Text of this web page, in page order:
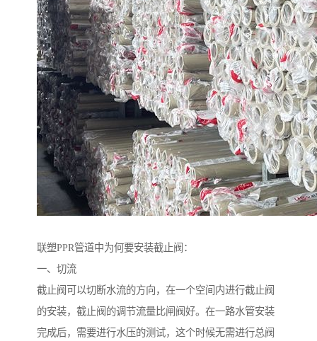
联塑PPR管道中为何要安装截止阀：
一、切流
截止阀可以切断水流的方向，在一个空间内进行截止阀
的安装，截止阀的调节流量比闸阀好。在一路水管安装
完成后，需要进行水压的测试，这个时候无需进行总阀